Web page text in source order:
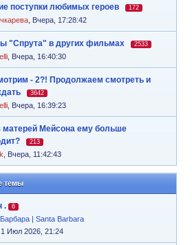
поступки любимых героев 172
Вчера, 17:28:42
"Спрута" в других фильмах 2533
Вчера, 16:40:30
- 2?! Продолжаем смотреть и
3642
Вчера, 16:39:23
матерей Мейсона ему больше
213
Вчера, 11:42:43
темы
. 6
| Santa Barbara
, 1 Июл 2026, 21:24